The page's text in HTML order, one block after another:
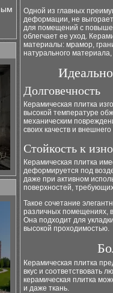
Одной из главных
деформации, не
для помещений с
облегчает ее уход.
материалы: мрамор,
натурального
Долговечность
Керамическая плитка
высокой температуре
механическим
своих качеств и
Стойкость к
Керамическая плитка
деформируется под
даже при активном
поверхностей,
Такое сочетание
различных помещениях,
Она подходит для
высокой проходимостью.
Керамическая плитка
вкус и соответствовать
керамическая плитка
и даже ткань.